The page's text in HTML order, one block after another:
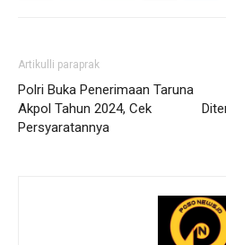
Artikulli paraprak
Polri Buka Penerimaan Taruna
Akpol Tahun 2024, Cek
Persyaratannya